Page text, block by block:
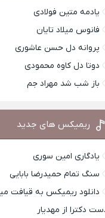
یادمه متین فولادی
فانوس میلاد تایان
پروانه دل حسن عاشوری
دوتا دل کاوه محمودی
باز شب شد مهراد جم
ریمیکس های جدید
یادگاری امین سوری
سنگ تمام حمیدرضا بابایی
دانلود ریمیکس به قیافت
دکترا از مهدیار